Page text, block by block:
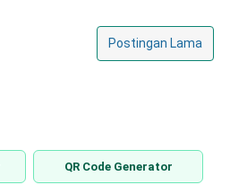
Postingan Lama
QR Code Generator